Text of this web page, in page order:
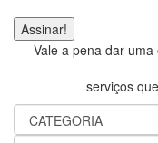
Vale a pena dar
serviços